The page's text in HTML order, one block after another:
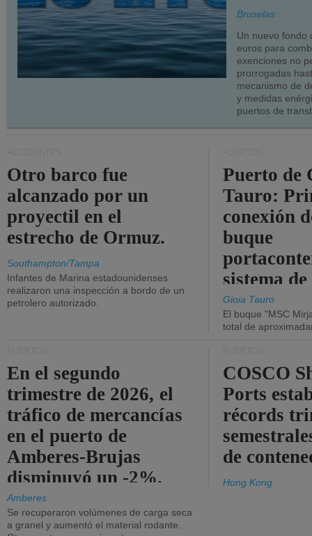
Bruselas
Un nuevo fondo
euros para
exenciones no
prorrogadas
mecanismo de
y medidas
puertos de
Otro barco fue
alcanzado por un
proyectil en el
estrecho de Ormuz.
Southampton/Tampa
Infantes de Marina estadounidenses
realizaron una inspección a bordo de un
petrolero autorizado.
Puerto de
Tauro:
conexión
buque
sistema
la red
Gioia Tauro
El buque "MSC
total de
En el segundo
trimestre de 2026, el
tráfico de mercancías
en el puerto de
Amberes-Brujas
disminuyó un -2%.
Amberes
Se recuperaron volúmenes de carga seca
a granel y aumentó el material rodante.
COSCO
Ports
récords
de
Hong Kong